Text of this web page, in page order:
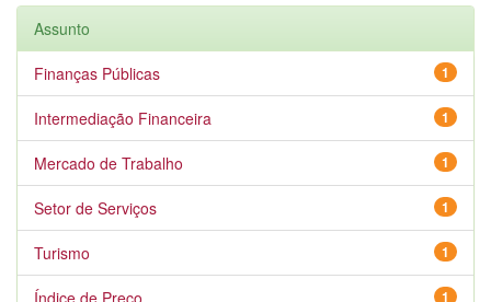
Assunto
1
Finanças Públicas
1
Intermediação Financeira
1
Mercado de Trabalho
1
Setor de Serviços
1
Turismo
1
Índice de Preço